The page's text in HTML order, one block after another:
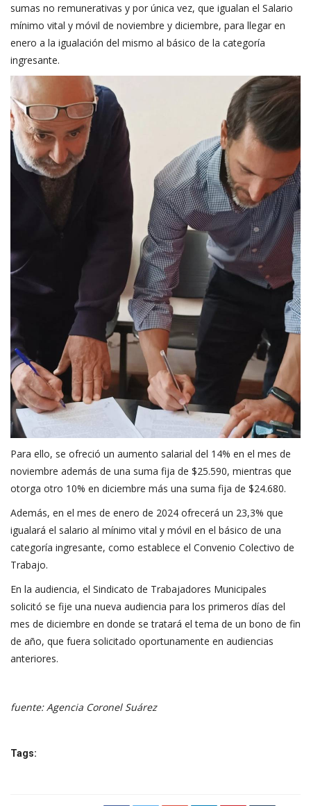
sumas no remunerativas y por única vez, que igualan el Salario
mínimo vital y móvil de noviembre y diciembre, para llegar en
enero a la igualación del mismo al básico de la categoría
ingresante.
Para ello, se ofreció un aumento salarial del 14% en el mes de
noviembre además de una suma fija de $25.590, mientras que
otorga otro 10% en diciembre más una suma fija de $24.680.
Además, en el mes de enero de 2024 ofrecerá un 23,3% que
igualará el salario al mínimo vital y móvil en el básico de una
categoría ingresante, como establece el Convenio Colectivo de
Trabajo.
En la audiencia, el Sindicato de Trabajadores Municipales
solicitó se fije una nueva audiencia para los primeros días del
mes de diciembre en donde se tratará el tema de un bono de fin
de año, que fuera solicitado oportunamente en audiencias
anteriores.
fuente: Agencia Coronel Suárez
Tags: